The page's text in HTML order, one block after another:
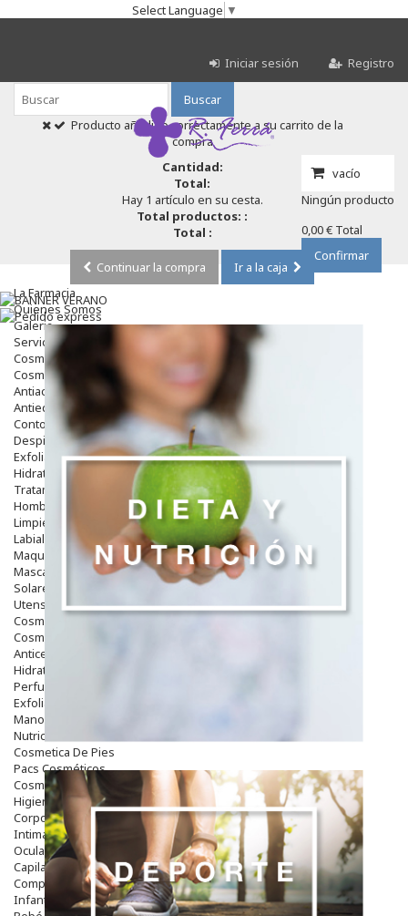
Select Language ▼
Iniciar sesión Registro
Buscar
vacío
Ningún producto
0,00 € Total
Confirmar
Producto añadido correctamente a su carrito de la
compra
Cantidad:
Total:
Hay 1 artículo en su cesta.
Total productos: :
Total :
Continuar la compra
Ir a la caja
La Farmacia
Quienes Somos
Galeria
Servicios
Cosmética
Cosmética Facial
Antiacné
Antiedad
Contorno De Ojos
Despigmentantes
Exfoliantes
Hidratantes
Tratamientos De Noche
Hombre
Limpieza
Labiales
Maquillajes Y Color
Mascarillas
Solares
Utensilios
Cosmética Capilar
Cosmética Corporal
Anticelulíticos
Hidratantes Corporales
Perfumes Y Colonias
Exfoliantes Corporales
Manos Y Uñas
Nutricosmética
Cosmetica De Pies
Pacs Cosméticos
Cosmetica Facial Piel Sensible
Higiene
Corporal
Intima
Ocular
Capilar
Complementos
Infantil